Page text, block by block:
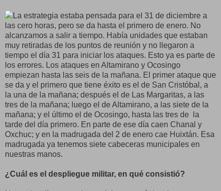
La estrategia estaba pensada para el 31 de diciembre a
las cero horas, pero se da hasta el primero de enero. No
alcanzamos a salir a tiempo. Había unidades que estaban
muy retiradas de los puntos de reunión y no llegaron a
tiempo el día 31 para iniciar los ataques. Esto ya es parte de
los errores. Los ataques en Altamirano y Ocosingo
empiezan hasta las seis de la mañana. El primer ataque que
se da y el primero que tiene éxito es el de San Cristóbal, a
la una de la mañana; después el de Las Margaritas, a las
tres de la mañana; luego el de Altamirano, a las siete de la
mañana; y el último el de Ocosingo, hasta las tres de la
tarde del día primero. En parte de ese día caen Chanal y
Oxchuc; y en la madrugada del 2 de enero cae Huixtán. Esa
madrugada ya tenemos siete cabeceras municipales en
nuestras manos.
¿Cuál es el despliegue militar, en qué consistió?